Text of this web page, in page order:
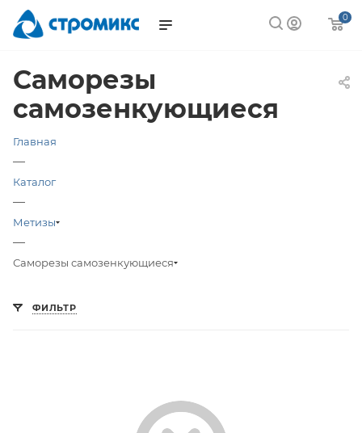
0
Саморезы
самозенкующиеся
Главная
—
Каталог
—
Метизы
—
Саморезы самозенкующиеся
ФИЛЬТР